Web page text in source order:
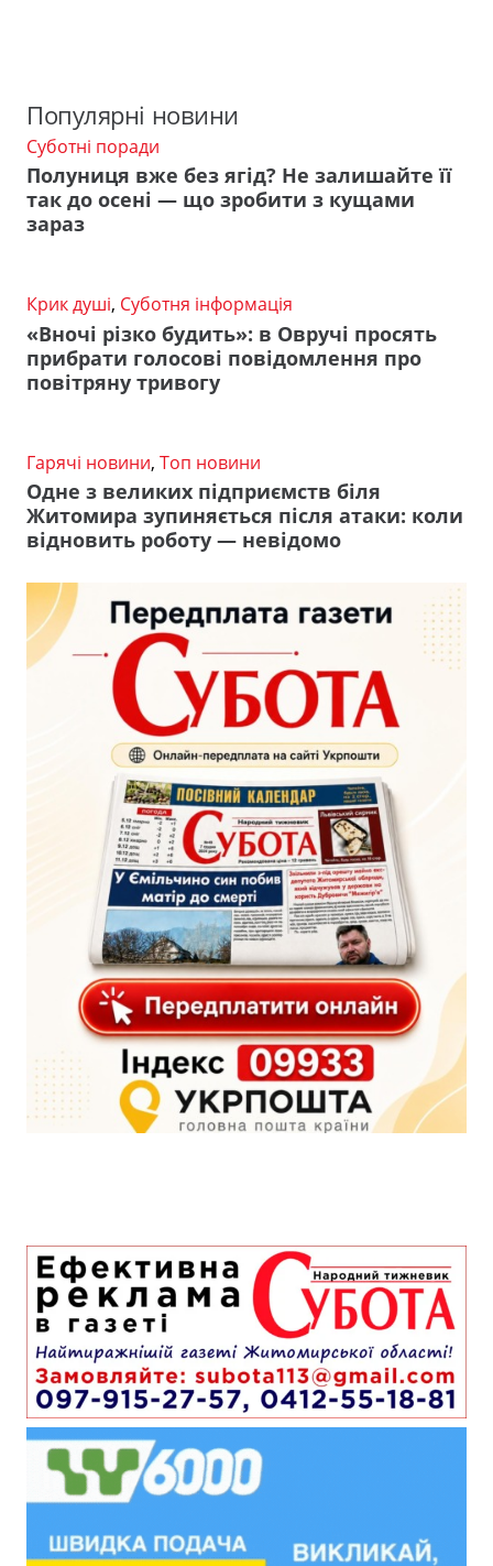
Популярні новини
Суботні поради
Полуниця вже без ягід? Не залишайте її
так до осені — що зробити з кущами
зараз
Крик душі, Суботня інформація
«Вночі різко будить»: в Овручі просять
прибрати голосові повідомлення про
повітряну тривогу
Гарячі новини, Топ новини
Одне з великих підприємств біля
Житомира зупиняється після атаки: коли
відновить роботу — невідомо